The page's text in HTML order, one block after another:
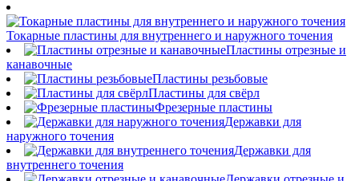
Токарные пластины для внутреннего и наружного точения
Пластины отрезные и
канавочные
Пластины резьбовые
Пластины для свёрл
Фрезерные пластины
Державки для
наружного точения
Державки для
внутреннего точения